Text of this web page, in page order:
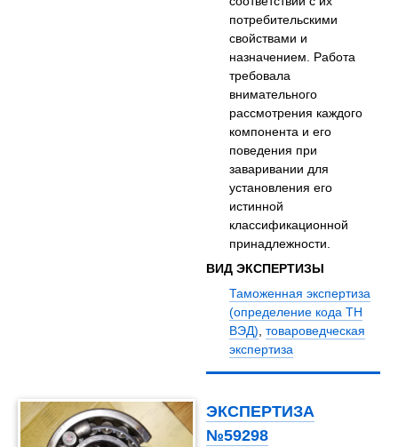
потребительскими
свойствами и
назначением. Работа
требовала
внимательного
рассмотрения каждого
компонента и его
поведения при
заваривании для
установления его
истинной
классификационной
принадлежности.
ВИД ЭКСПЕРТИЗЫ
Таможенная экспертиза
(определение кода ТН
ВЭД),товароведческая
экспертиза
ЭКСПЕРТИЗА
№59298